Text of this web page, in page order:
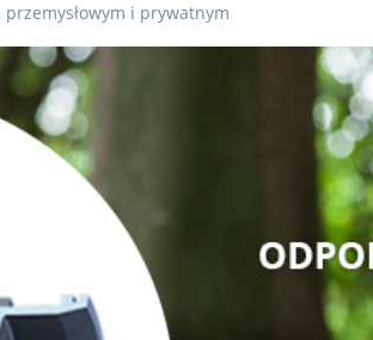
i prywatnym